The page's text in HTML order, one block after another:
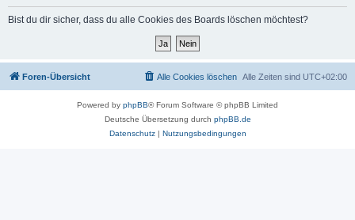
Bist du dir sicher, dass du alle Cookies des Boards löschen möchtest?
Foren-Übersicht Alle Zeiten sind UTC+02:00
Alle Cookies löschen
Powered by phpBB® Forum Software © phpBB Limited
Deutsche Übersetzung durch phpBB.de
Datenschutz| Nutzungsbedingungen